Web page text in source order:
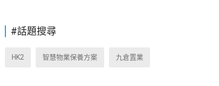
#話題搜尋
HK2 智慧物業保養方案 九倉置業